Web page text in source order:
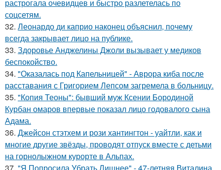
растрогала очевидцев и быстро разлетелась по
соцсетям.
32. Леонардо ди каприо наконец объяснил, почему
всегда закрывает лицо на публике.
33. Здоровье Анджелины Джоли вызывает у медиков
беспокойство.
34. "Оказалась под Капельницей" - Аврора киба после
расставания с Григорием Лепсом загремела в больницу.
35. "Копия Теоны": бывший муж Ксении Бородиной
Курбан омаров впервые показал лицо годовалого сына
Адама.
36. Джейсон стэтхем и рози хантингтон - уайтли, как и
многие другие звёзды, проводят отпуск вместе с детьми
на горнолыжном курорте в Альпах.
37. "Я Попросила Убрать Лишнее" - 47-летняя Виталина